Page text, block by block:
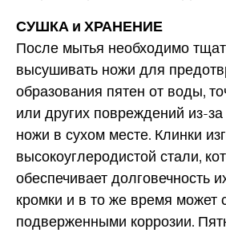
СУШКА и ХРАНЕНИЕ
После мытья необходимо
высушивать ножи для
образования пятен от воды,
или других повреждений из-
ножи в сухом месте. Клинки
высокоуглеродистой стали,
обеспечивает долговечность
кромки и в то же время может
подверженными коррозии.